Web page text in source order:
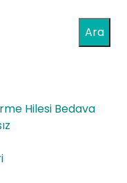
Ara
Hilesi Bedava